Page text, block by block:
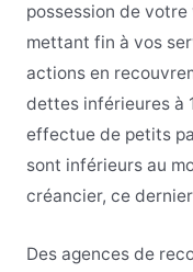
possession de
mettant fin à vos
actions en
dettes inférieures à
effectue de petits
sont inférieurs au
créancier, ce
Des agences de